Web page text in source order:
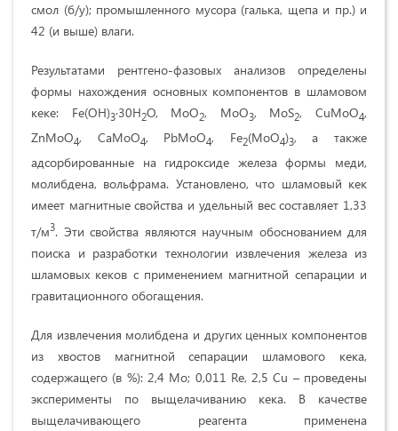
смол (б/у); промышленного мусора (галька, щепа и пр.) и
42 (и выше) влаги.
Результатами рентгено-фазовых анализов определены
формы нахождения основных компонентов в шламовом
кеке: Fe(OH)3·30H2O, MoO2, MoO3, MoS2, CuMoO4,
ZnMoO4, CaMoO4, PbMoO4, Fe2(MoO4)3, а также
адсорбированные на гидроксиде железа формы меди,
молибдена, вольфрама. Установлено, что шламовый кек
имеет магнитные свойства и удельный вес составляет 1,33
т/м3. Эти свойства являются научным обоснованием для
поиска и разработки технологии извлечения железа из
шламовых кеков с применением магнитной сепарации и
гравитационного обогащения.
Для извлечения молибдена и других ценных компонентов
из хвостов магнитной сепарации шламового кека,
содержащего (в %): 2,4 Мо; 0,011 Re, 2,5 Сu – проведены
эксперименты по выщелачиванию кека. В качестве
выщелачивающего реагента применена